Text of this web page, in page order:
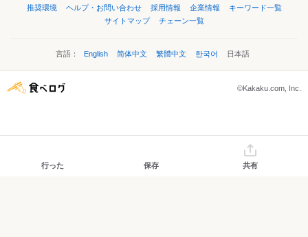
推奨環境
ヘルプ・お問い合わせ 採用情報 企業情報
キーワード一覧
サイトマップ
チェーン一覧
言語： English 简体中文 繁體中文 한국어 日本語
©Kakaku.com, Inc.
行った 保存 共有